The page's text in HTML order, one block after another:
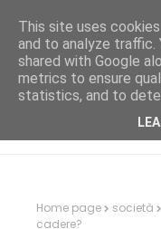
Home page società
cadere?
This site uses
and to analyze traffic.
shared with Google
metrics to ensure
statistics, and to